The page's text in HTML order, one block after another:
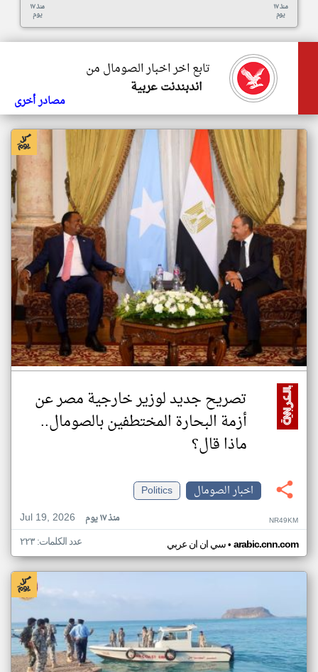
منذ ١٧
يوم
منذ ١٧
يوم
تابع اخر اخبار الصومال من
اندبندنت عربية
مصادر أخرى
تصريح جديد لوزير خارجية مصر عن
أزمة البحارة المختطفين بالصومال..
ماذا قال؟
اخبار الصومال
Politics
Jul 19, 2026
منذ ١٧ يوم NR49KM
سي ان ان عربي• arabic.cnn.com عدد الكلمات: ٢٢٣